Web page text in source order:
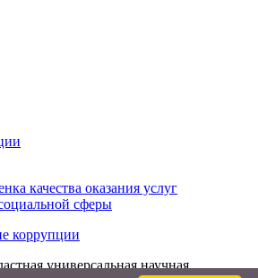
качества оказания услуг
сферы
коррупции
универсальная научная